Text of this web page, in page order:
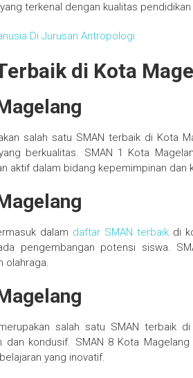
terkenal dengan kualitas
Di Jurusan Antropologi
di Kota
salah satu SMAN terbaik di Kota
berkualitas. SMAN 1 Kota
aktif dalam bidang kepemimpinan dan
dalam daftar SMAN terbaik di
pengembangan potensi siswa.
olahraga.
salah satu SMAN terbaik
dan kondusif. SMAN 8 Kota
yang inovatif.